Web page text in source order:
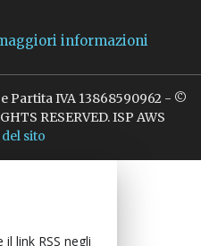
informazioni
Partita IVA 13868590962 - ©
RESERVED. ISP AWS
sito
link RSS negli